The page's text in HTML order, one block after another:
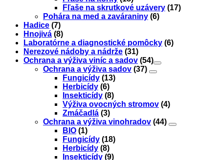
Fľaše na skrutkové uzávery (17)
Pohára na med a zaváraniny (6)
Hadice (7)
Hnojivá (8)
Laboratórne a diagnostické pomôcky (6)
Nerezové nádoby a nádrže (31)
Ochrana a výživa viníc a sadov (54)
Ochrana a výživa sadov (37)
Fungicídy (13)
Herbicídy (6)
Insekticídy (8)
Výživa ovocných stromov (4)
Zmáčadlá (3)
Ochrana a výživa vinohradov (44)
BIO (1)
Fungicídy (18)
Herbicídy (8)
Insekticídy (9)